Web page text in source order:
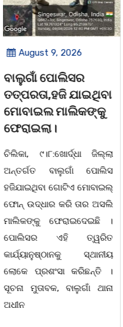
August 9, 2026
ସାରସ୍ୱତ ସାଧିକା ତଥା
ଡ଼ଃ ଆର୍ଯ୍ୟକୁମାର
ଜ୍ଞାନେନ୍ଦ୍ରଙ୍କଶାଶୁ
ଶ୍ରୀମତୀ ସାବିତ୍ରୀ
ରାଉତଙ୍କ ବିୟୋଗ
ଭୁବନେଶ୍ୱର ତା ୦୮/୦୮/୨୬ :
ବରିଷ୍ଠ ରାଜନେତା, ସଂସ୍କୃତି
ପୁରୁଷ ଡ଼ଃ ଆର୍ଯ୍ୟ କୁମାର
ଜ୍ଞାନେନ୍ଦ୍ରଙ୍କ ଶାଶୁ ଶ୍ରୀମତୀ
ସାବିତ୍ରୀ ରାଉତଙ୍କ
ଭୁବନେଶ୍ୱରସ୍ଥିତ ଏକ ଘରୋଇ
ହସ୍ପିଟାଲରେ ୮୭ ବର୍ଷ ବୟସରେ
ହୃଦଘାତରେ ପରଲୋକ ଘଟିଛି ।
ସେ ଜଣେ ଅତ୍ୟନ୍ତ